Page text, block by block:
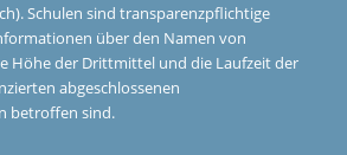
Schulen sind transparenzpflichtige
über den Namen von
Höhe der Drittmittel und die Laufzeit der
abgeschlossenen
betroffen sind.